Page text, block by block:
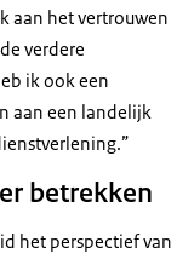
aan het vertrouwen
verdere
ik ook een
aan een landelijk
betrekken
het perspectief van